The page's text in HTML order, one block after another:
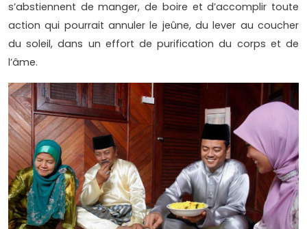
s’abstiennent de manger, de boire et d’accomplir toute
action qui pourrait annuler le jeûne, du lever au coucher
du soleil, dans un effort de purification du corps et de
l’âme.